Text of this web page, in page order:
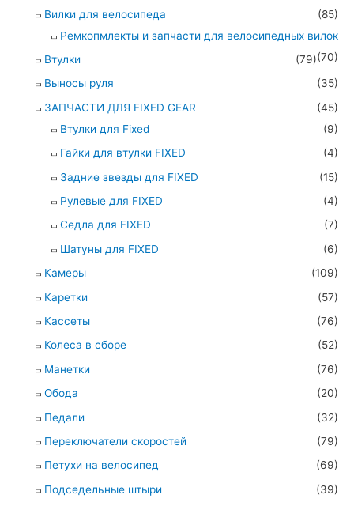
Вилки для велосипеда
(85)
Ремкопмлекты и запчасти для велосипедных вилок
(70)
Втулки
(79)
Выносы руля
(35)
ЗАПЧАСТИ ДЛЯ FIXED GEAR
(45)
Втулки для Fixed
(9)
Гайки для втулки FIXED
(4)
Задние звезды для FIXED
(15)
Рулевые для FIXED
(4)
Седла для FIXED
(7)
Шатуны для FIXED
(6)
Камеры
(109)
Каретки
(57)
Кассеты
(76)
Колеса в сборе
(52)
Манетки
(76)
Обода
(20)
Педали
(32)
Переключатели скоростей
(79)
Петухи на велосипед
(69)
Подседельные штыри
(39)